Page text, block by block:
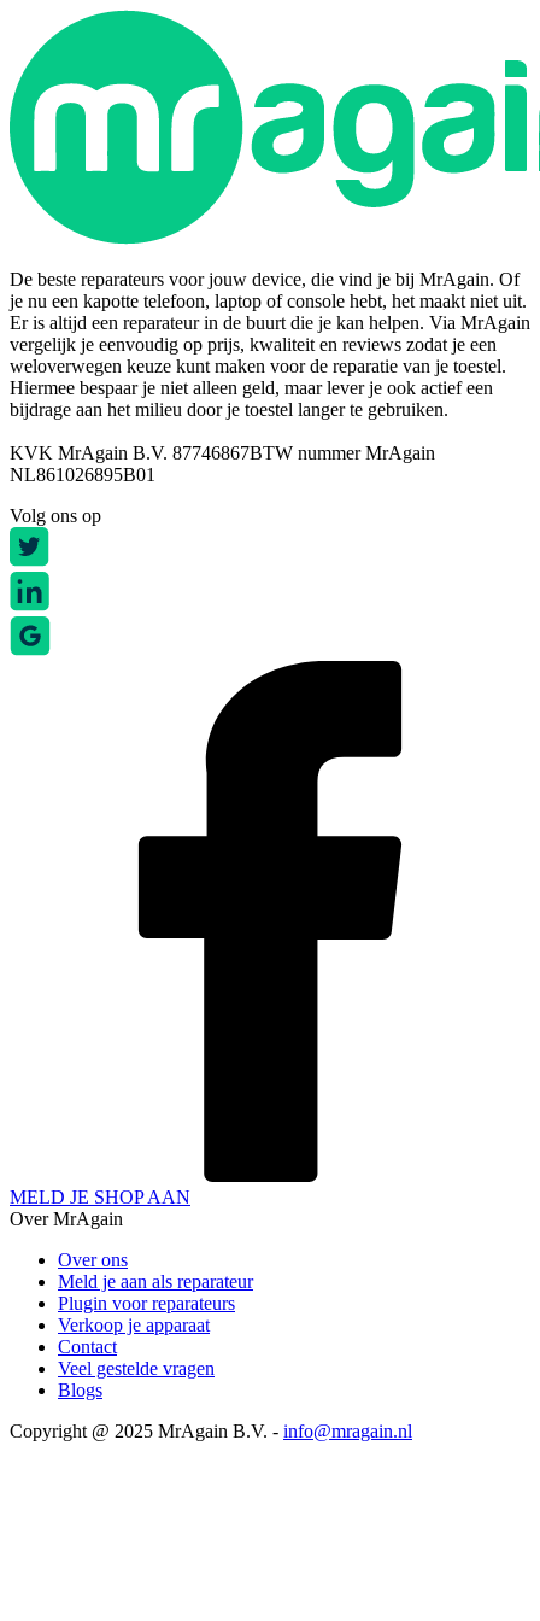
De beste reparateurs voor jouw device, die vind je bij MrAgain. Of
je nu een kapotte telefoon, laptop of console hebt, het maakt niet uit.
Er is altijd een reparateur in de buurt die je kan helpen. Via MrAgain
vergelijk je eenvoudig op prijs, kwaliteit en reviews zodat je een
weloverwegen keuze kunt maken voor de reparatie van je toestel.
Hiermee bespaar je niet alleen geld, maar lever je ook actief een
bijdrage aan het milieu door je toestel langer te gebruiken.
KVK MrAgain B.V. 87746867BTW nummer MrAgain
NL861026895B01
Volg ons op
MELD JE SHOP AAN
Over MrAgain
Over ons
Meld je aan als reparateur
Plugin voor reparateurs
Verkoop je apparaat
Contact
Veel gestelde vragen
Blogs
Copyright @ 2025 MrAgain B.V. - info@mragain.nl